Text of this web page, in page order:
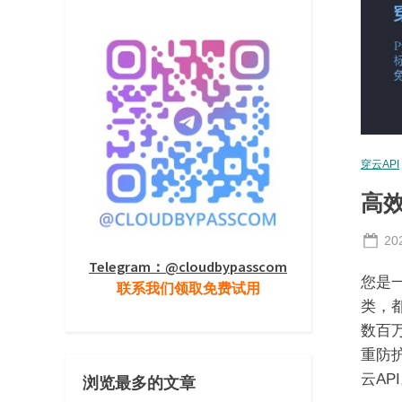
穿云API
高
您是
类，
数百
重防
云
Telegram：@cloudbypasscom
联系我们领取免费试用
浏览最多的文章